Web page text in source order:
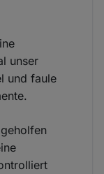
unser
und faule